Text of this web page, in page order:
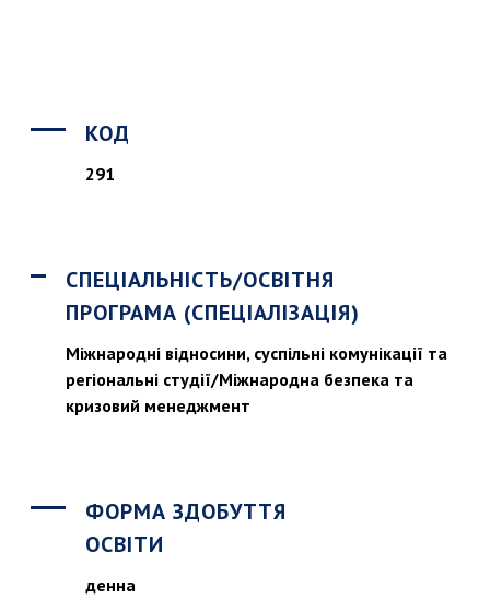
КОД
291
СПЕЦІАЛЬНІСТЬ/ОСВІТНЯ
ПРОГРАМА (СПЕЦІАЛІЗАЦІЯ)
Міжнародні відносини, суспільні комунікації та
регіональні студії/Міжнародна безпека та
кризовий менеджмент
ФОРМА ЗДОБУТТЯ
ОСВІТИ
денна